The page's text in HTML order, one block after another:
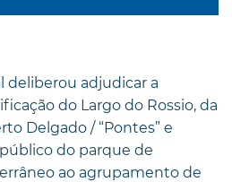
deliberou adjudicar a
do Largo do Rossio, da
Delgado / “Pontes” e
do parque de
ao agrupamento de